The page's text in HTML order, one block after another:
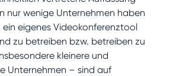
nur wenige Unternehmen haben
eigenes Videokonferenztool
zu betreiben bzw. betreiben zu
kleinere und
Unternehmen – sind auf